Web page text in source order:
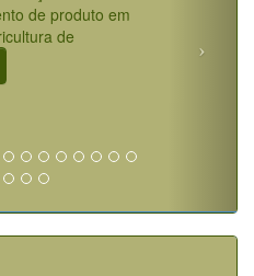
de produto em
de